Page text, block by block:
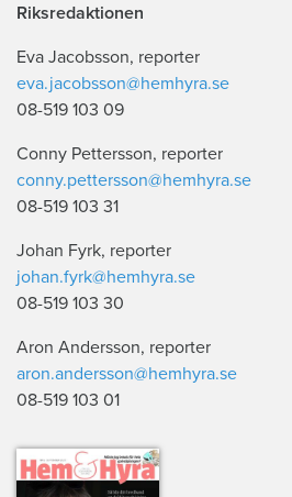
Riksredaktionen
Eva Jacobsson, reporter
eva.jacobsson@hemhyra.se
08-519 103 09
Conny Pettersson, reporter
conny.pettersson@hemhyra.se
08-519 103 31
Johan Fyrk, reporter
johan.fyrk@hemhyra.se
08-519 103 30
Aron Andersson, reporter
aron.andersson@hemhyra.se
08-519 103 01